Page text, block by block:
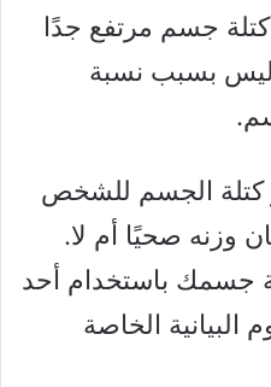
جسم مرتفع جدًا
بسبب نسبة
كتلة الجسم للشخص
وزنه صحيًا أم لا.
جسمك باستخدام أحد
البيانية الخاصة